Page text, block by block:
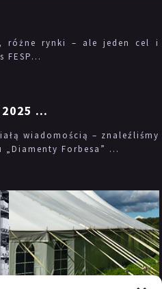
różne rynki – ale jeden cel i
FESP...
2025 ...
wiadomością – znaleźliśmy
Forbesa” ...